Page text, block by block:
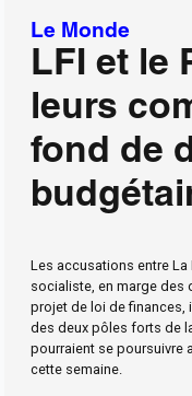
Le Monde
LFI et le
leurs
fond de
Les accusations entre La
socialiste, en marge des
projet de loi de
des deux pôles forts de
pourraient se poursuivre
cette semaine.